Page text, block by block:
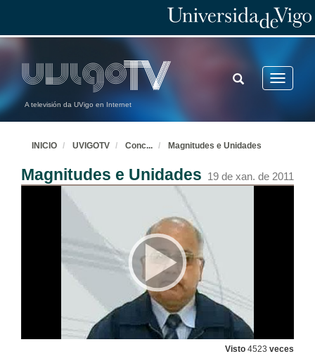
A televisión da UVigo en Internet
Toggle
TOGGLE
SEARCH
INICIO UVIGOTV Conc... Magnitudes e Unidades
Magnitudes e Unidades 19 de xan. de 2011
Visto 4523 veces